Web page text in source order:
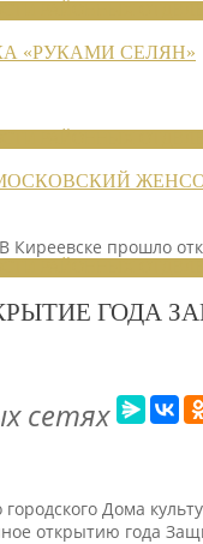
«РУКАМИ СЕЛЯН»
В Киреевске прошло
ГОДА
сетях
Дома
открытию года